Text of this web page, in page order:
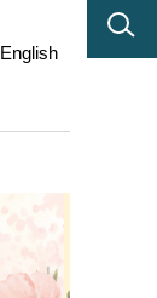
English